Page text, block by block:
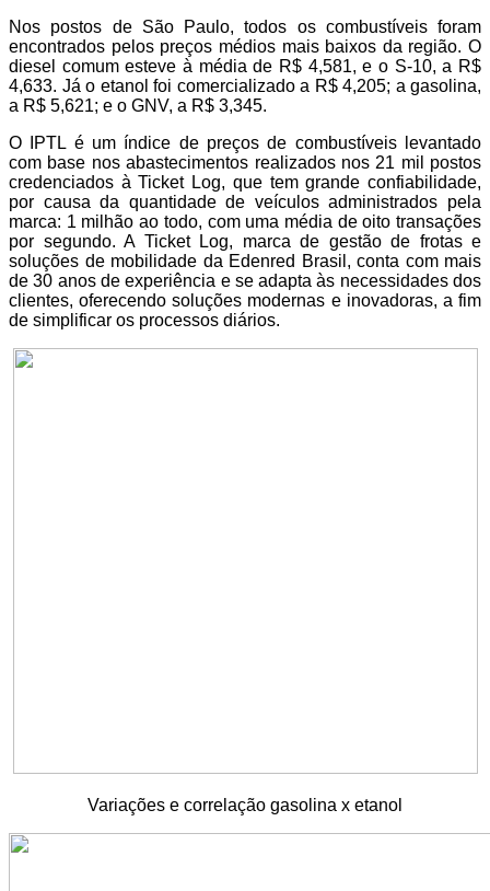
Nos postos de São Paulo, todos os combustíveis foram
encontrados pelos preços médios mais baixos da região. O
diesel comum esteve à média de R$ 4,581, e o S-10, a R$
4,633. Já o etanol foi comercializado a R$ 4,205; a gasolina,
a R$ 5,621; e o GNV, a R$ 3,345.
O IPTL é um índice de preços de combustíveis levantado
com base nos abastecimentos realizados nos 21 mil postos
credenciados à Ticket Log, que tem grande confiabilidade,
por causa da quantidade de veículos administrados pela
marca: 1 milhão ao todo, com uma média de oito transações
por segundo. A Ticket Log, marca de gestão de frotas e
soluções de mobilidade da Edenred Brasil, conta com mais
de 30 anos de experiência e se adapta às necessidades dos
clientes, oferecendo soluções modernas e inovadoras, a fim
de simplificar os processos diários.
Variações e correlação gasolina x etanol